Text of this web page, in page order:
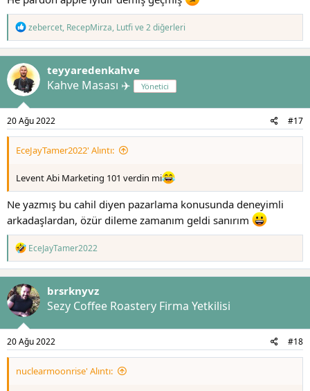
T
p
k
i
l
e
r
:
zebercet, RecepMirza, Lutfive 2 diğerleri
teyyaredenkahve
Kahve Masası ✈️ Yönetici
20 Ağu 2022 #17
EceJayTamer2022' Alıntı:
Levent Abi Marketing 101 verdin mi
Ne yazmış bu cahil diyen pazarlama konusunda deneyimli
arkadaşlardan, özür dileme zamanım geldi sanırım
T
p
k
i
l
e
r
:
EceJayTamer2022
brsrknyvz
Sezy Coffee Roastery Firma Yetkilisi
20 Ağu 2022 #18
nuclearmoonrise' Alıntı: